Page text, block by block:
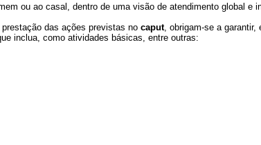
ou ao casal, dentro de uma visão de atendimento global e
das ações previstas no caput, obrigam-se a
inclua, como atividades básicas, entre outras: